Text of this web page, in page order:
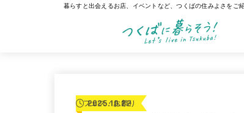
暮らすと出会えるお店、イベントなど、つくばの住みよさをご紹
フェス・お祭り
2025.10.22